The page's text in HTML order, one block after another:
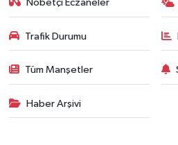
Nöbetçi Eczaneler
Trafik Durumu
Tüm Manşetler
Haber Arşivi